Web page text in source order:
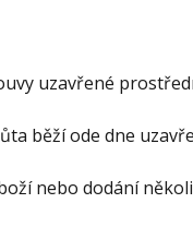
uzavřené
běží ode dne
nebo dodání